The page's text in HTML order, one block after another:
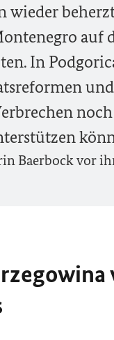
wieder
auf
In
Baerbock vor